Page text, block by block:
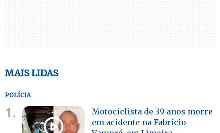
MAIS LIDAS
POLÍCIA
1.
Motociclista de 39 anos morre
em acidente na Fabrício